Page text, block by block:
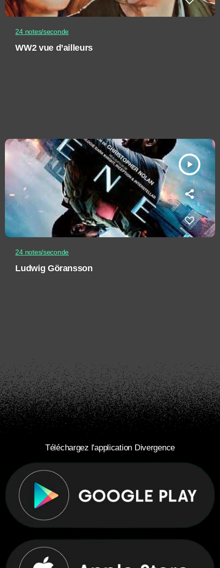
24 notes/seconde
WW2 vue d’ailleurs
play_arrow
24 notes/seconde
Ludwig Göransson
Téléchargez l'application Divergence